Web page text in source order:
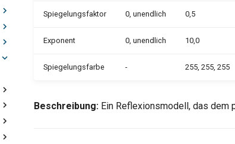
Spiegelungsfaktor 0, unendlich 0,5
Exponent 0, unendlich 10,0
Spiegelungsfarbe - 255, 255, 255
Beschreibung: Ein Reflexionsmodell, das dem